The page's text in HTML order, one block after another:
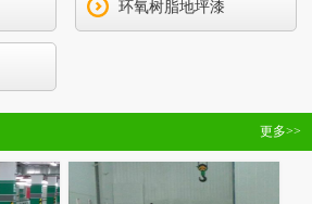
环氧树脂地坪漆
更多>>